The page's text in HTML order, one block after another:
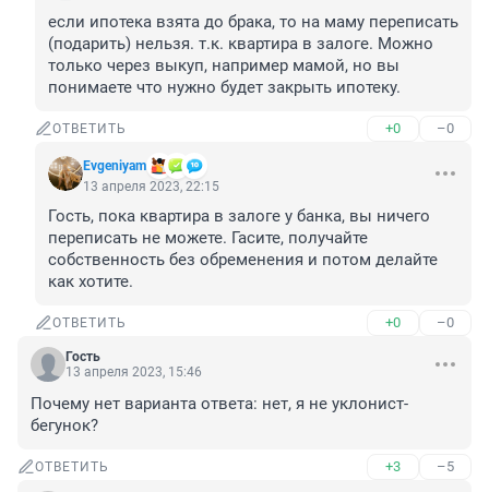
если ипотека взята до брака, то на маму переписать
(подарить) нельзя. т.к. квартира в залоге. Можно
только через выкуп, например мамой, но вы
понимаете что нужно будет закрыть ипотеку.
ОТВЕТИТЬ +0 –0
Evgeniyam
13 апреля 2023, 22:15
Гость, пока квартира в залоге у банка, вы ничего
переписать не можете. Гасите, получайте
собственность без обременения и потом делайте
как хотите.
ОТВЕТИТЬ +0 –0
Гость
13 апреля 2023, 15:46
Почему нет варианта ответа: нет, я не уклонист-
бегунок?
ОТВЕТИТЬ +3 –5